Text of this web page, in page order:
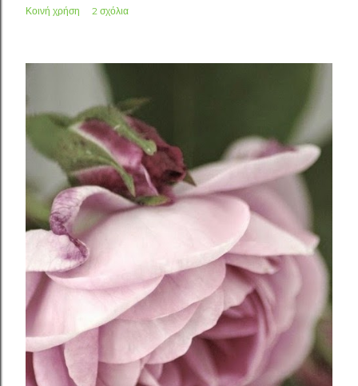
Κοινή χρήση 2 σχόλια